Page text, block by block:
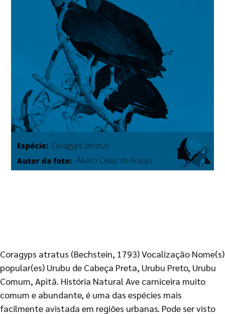
Coragyps atratus (Bechstein, 1793) Vocalização Nome(s)
popular(es) Urubu de Cabeça Preta, Urubu Preto, Urubu
Comum, Apitã. História Natural Ave carniceira muito
comum e abundante, é uma das espécies mais
facilmente avistada em regiões urbanas. Pode ser visto